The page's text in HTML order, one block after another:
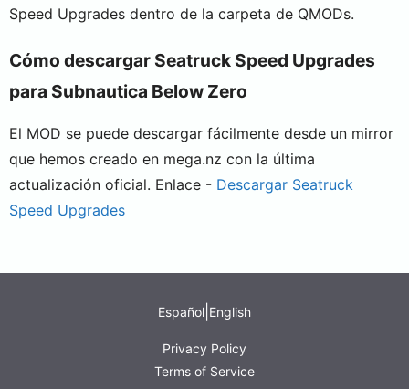
Speed Upgrades dentro de la carpeta de QMODs.
Cómo descargar Seatruck Speed Upgrades
para Subnautica Below Zero
El MOD se puede descargar fácilmente desde un mirror
que hemos creado en mega.nz con la última
actualización oficial. Enlace - Descargar Seatruck
Speed Upgrades
Español English
Privacy Policy
Terms of Service